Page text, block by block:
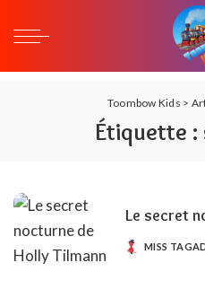
Toombow Kids >
Étiquette :
Le secret
POSTED
MISS